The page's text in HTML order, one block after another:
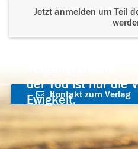
Jetzt anmelden um Teil
der Tod ist nur die
Ewigkeit.
Kontakt zum Verlag
aufnehmen